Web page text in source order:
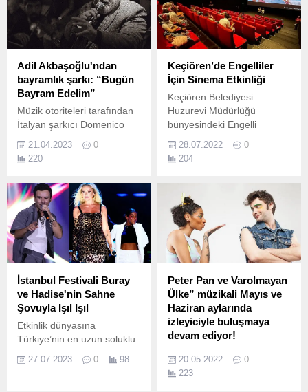
müzikseverlerin beğenisine
sunmaya hazırlanıyor.
Adil Akbaşoğlu'ndan
bayramlık şarkı: “Bugün
Bayram Edelim”
Müzik otoriteleri tarafından
İtalyan şarkıcı Domenico
yüzden de yerli Modugno
olarak tanınan
kendisine müziği ve
düzenlemesi Tamer Özkan
ait olan, yapımcılığını
Maestro Music'in üstlendiği
"Bugün Bayram Edelim" adlı
yeni tekli çalışması dijital
platformlarda yayınlandı.
21.04.2023
0
220
Keçiören’de Engelliler
İçin Sinema Etkinliği
Keçiören Belediyesi
Huzurevi Müdürlüğü
bünyesindeki Engelli
bireylere yönelik sinema
etkinliği düzenledi.
28.07.2022
0
204
İstanbul Festivali Buray
ve Hadise'nin Sahne
Şovuyla Işıl Işıl
Etkinlik dünyasına
Türkiye’nin en uzun soluklu
ve en geniş kapsamlı
festivali olarak damgasını
27.07.2023 0 98
Peter Pan ve Varolmayan
Ülke” müzikali Mayıs ve
Haziran aylarında
izleyiciyle buluşmaya
devam ediyor!
Türkiye’nin en öncü sanat
kurumlarından Zorlu PSM
ve Akbank Sanat’ın ses
20.05.2022
0
223